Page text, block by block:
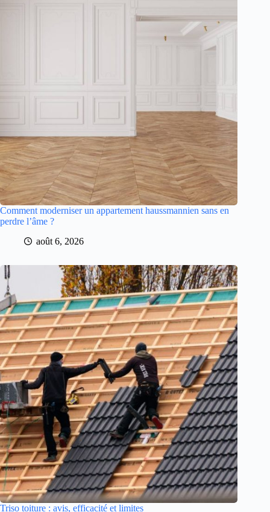
Comment moderniser un appartement haussmannien sans en
perdre l’âme ?
août 6, 2026
Triso toiture : avis, efficacité et limites